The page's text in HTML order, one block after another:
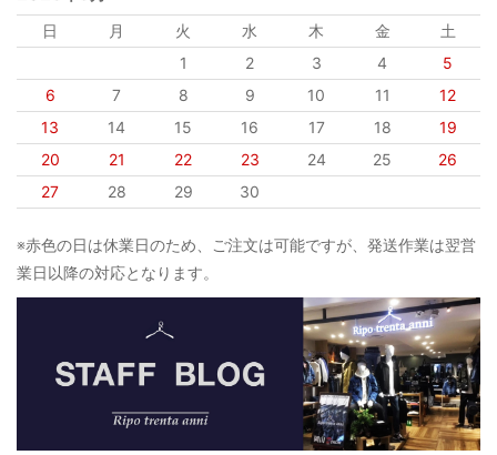
日 月 火 水 木 金
土
1
2 3 4
5
6
7 8 9 10 11
12
13
14 15 16 17 18
19
20
21 22 23 24 25
26
27
28 29 30
※赤色の日は休業日のため、ご注文は可能ですが、発送作業は翌営
業日以降の対応となります。